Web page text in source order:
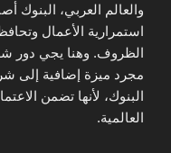
والعالم العربي،
استمرارية الأعمال
الظروف. وهنا
مجرد ميزة إضافية إلى
البنوك، لأنها تضمن
العالمية.